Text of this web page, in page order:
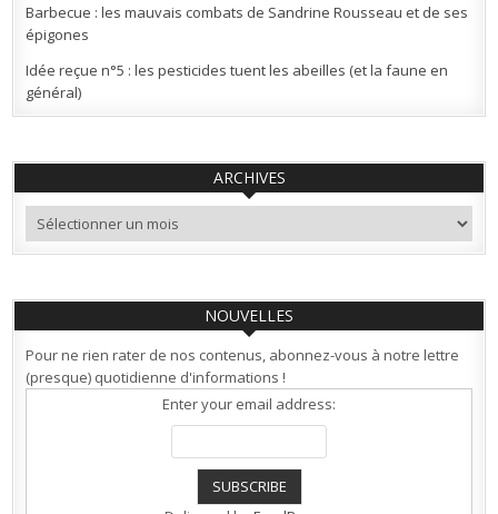
Barbecue : les mauvais combats de Sandrine Rousseau et de ses
épigones
Idée reçue n°5 : les pesticides tuent les abeilles (et la faune en
général)
ARCHIVES
Archives
NOUVELLES
Pour ne rien rater de nos contenus, abonnez-vous à notre lettre
(presque) quotidienne d'informations !
Enter your email address: